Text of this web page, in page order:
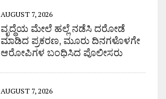
AUGUST 7, 2026
ವೃದ್ಧೆಯ ಮೇಲೆ ಹಲ್ಲೆ ನಡೆಸಿ ದರೋಡೆ
ಮಾಡಿದ ಪ್ರಕರಣ, ಮೂರು ದಿನಗಳೊಳಗೇ
ಆರೋಪಿಗಳ ಬಂಧಿಸಿದ ಪೊಲೀಸರು
AUGUST 7, 2026